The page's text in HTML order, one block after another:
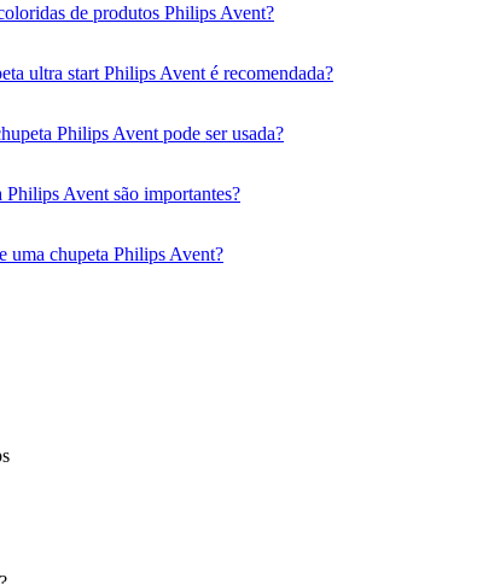
de produtos Philips Avent?
ultra start Philips Avent é recomendada?
Philips Avent pode ser usada?
Avent são importantes?
uma chupeta Philips Avent?